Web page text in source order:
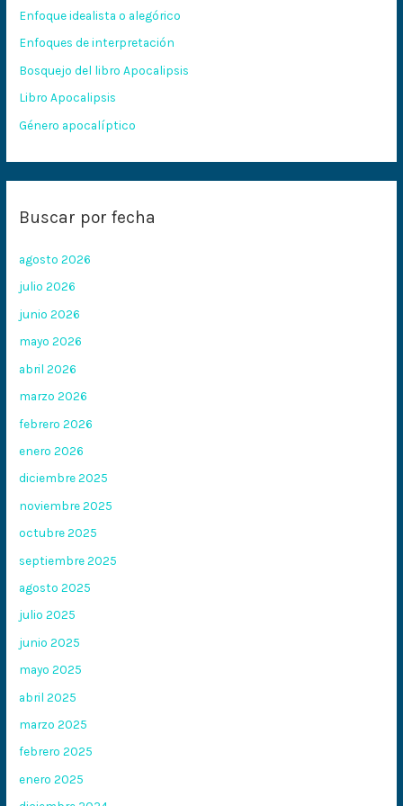
p
o
r
:
Enfoque idealista o alegórico
Enfoques de interpretación
Bosquejo del libro Apocalipsis
Libro Apocalipsis
Género apocalíptico
Buscar por fecha
agosto 2026
julio 2026
junio 2026
mayo 2026
abril 2026
marzo 2026
febrero 2026
enero 2026
diciembre 2025
noviembre 2025
octubre 2025
septiembre 2025
agosto 2025
julio 2025
junio 2025
mayo 2025
abril 2025
marzo 2025
febrero 2025
enero 2025